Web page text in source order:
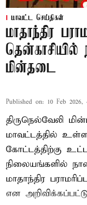
மாவட்ட செய்திகள்
மாதாந்திர
மின்தடை
Published on: 10 Feb 2026,
திருநெல்வேலி
மாவட்டத்தில்
கோட்டத்திற்கு
நிலையங்களில்
மாதாந்திர
என